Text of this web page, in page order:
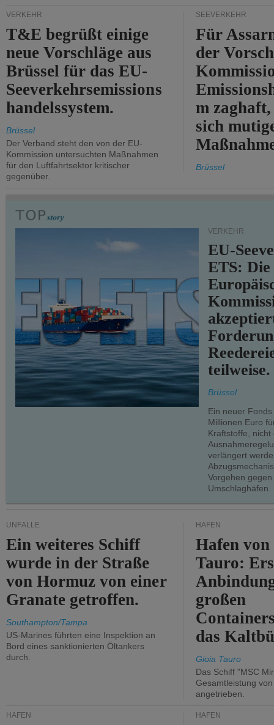
VERKEHR
T&E begrüßt einige
neue Vorschläge aus
Brüssel für das EU-
Seeverkehrsemissions
handelssystem.
Brüssel
Der Verband steht den von der EU-
Kommission untersuchten Maßnahmen
für den Luftfahrtsektor kritischer
gegenüber.
SEEVERKEHR
Für
der
m
sich
Brüssel
VERKEHR
EU-
ETS: Die
teilweise.
Brüssel
Ein neuer
Millionen Euro
Kraftstoffe, nicht
verlängert
Vorgehen
Umschlaghäfen.
UNFÄLLE
Ein weiteres Schiff
wurde in der Straße
von Hormuz von einer
Granate getroffen.
Southampton/Tampa
US-Marines führten eine Inspektion an
Bord eines sanktionierten Öltankers
durch.
HÄFEN
Hafen
Tauro:
großen
das
Gioia Tauro
Das Schiff "MSC
Gesamtleistung
angetrieben.
HÄFEN HÄFEN